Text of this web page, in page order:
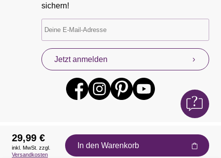
sichern!
Jetzt anmelden
Auszeichnungen
29,99 €
inkl. MwSt. zzgl.
Versandkosten
In den Warenkorb